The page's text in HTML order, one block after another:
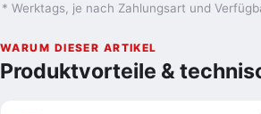
* Werktags, je nach Zahlungsart und
WARUM DIESER ARTIKEL
Produktvorteile &